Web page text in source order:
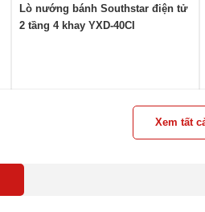
Lò nướng bánh Southstar điện tử
2 tầng 4 khay YXD-40CI
Xem tất